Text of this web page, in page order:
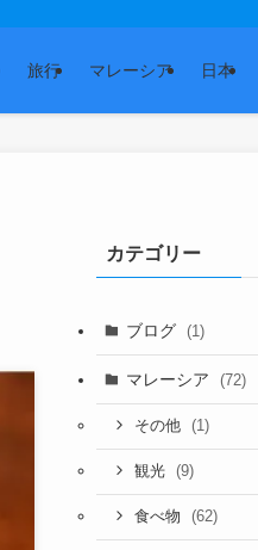
旅行 マレーシア 日本
カテゴリー
ブログ (1)
マレーシア (72)
その他 (1)
観光 (9)
食べ物 (62)